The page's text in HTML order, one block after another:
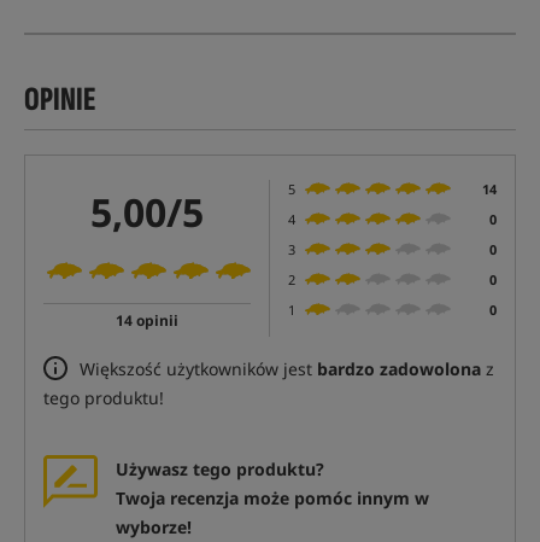
OPINIE
5,00/5
14 opinii
5
14
4
0
3
0
2
0
1
0
Większość użytkowników jest bardzo zadowolona z
tego produktu!
Używasz tego produktu?
Twoja recenzja może pomóc innym w
wyborze!